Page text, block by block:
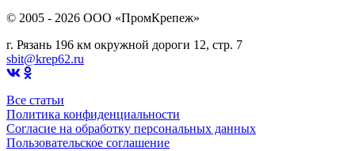
© 2005 - 2026 OOO «ПромКрепеж»
г. Рязань 196 км окружной дороги 12, стр. 7
sbit@krep62.ru
Все статьи
Политика конфиденциальности
Согласие на обработку персональных данных
Пользовательское соглашение